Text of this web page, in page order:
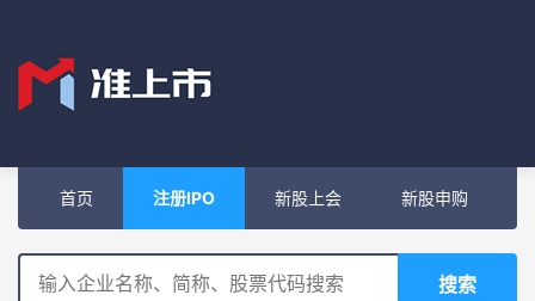
首页 注册IPO 新股上会 新股申购
搜索